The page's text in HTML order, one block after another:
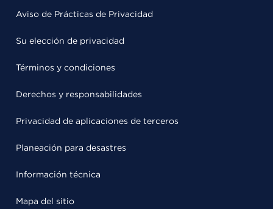
Aviso de Prácticas de Privacidad
Su elección de privacidad
Términos y condiciones
Derechos y responsabilidades
Privacidad de aplicaciones de terceros
Planeación para desastres
Información técnica
Mapa del sitio